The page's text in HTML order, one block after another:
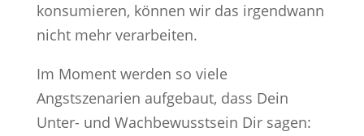
konsumieren, können wir das irgendwann
nicht mehr verarbeiten.
Im Moment werden so viele
Angstszenarien aufgebaut, dass Dein
Unter- und Wachbewusstsein Dir sagen: